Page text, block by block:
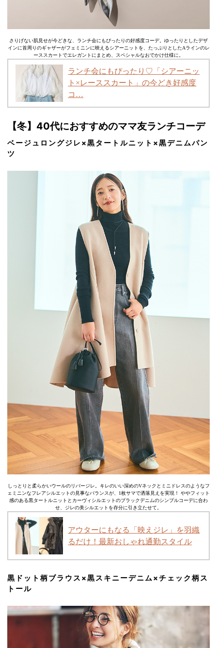
さりげない肌見せが今どきな、ランチ会にもぴったりの好感度コーデ。ゆったりとしたデザ
インに首周りのギャザーがフェミニンに映えるシアーニットを、たっぷりとしたAラインのレ
ーススカートでエレガントにまとめ、スペシャルなおでかけ仕様に。
ランチ会にもぴったり♡「シアーニッ
ト×レーススカート」の今どき好感度
コ…
【冬】40代におすすめのママ友ランチコーデ
ベージュロングジレ×黒タートルニット×黒デニムパン
ツ
しっとりと柔らかいウールのリバージレ。キレのいい深めのVネックとミニドレスのようなフ
ェミニンなフレアシルエットの見事なバランスが、1枚サマで洒落見えを実現！ ややフィット
感のある黒タートルニットとカーヴィシルエットのブラックデニムのシンプルコーデに合わ
せ、ジレの美シルエットを存分に引き立たせて。
アウターにもなる「映えジレ」を羽織
るだけ！最新おしゃれ通勤スタイル
黒ドット柄ブラウス×黒スキニーデニム×チェック柄ス
トール